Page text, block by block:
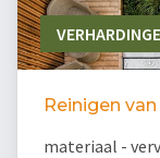
Reinigen
materiaal -